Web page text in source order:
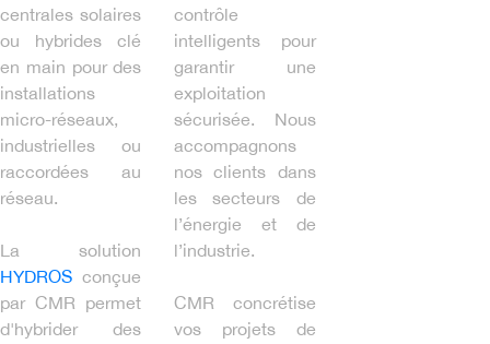
centrales solaires
ou hybrides clé
en main pour des
installations
micro-réseaux,
industrielles ou
raccordées au
réseau.
La solution
HYDROS conçue
par CMR permet
d'hybrider des
contrôle
intelligents pour
garantir une
exploitation
sécurisée. Nous
accompagnons
nos clients dans
les secteurs de
l’énergie et de
l’industrie.
CMR concrétise
vos projets de